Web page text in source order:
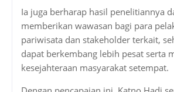
Ia juga berharap hasil penelitiannya
memberikan wawasan bagi para
pariwisata dan stakeholder terkait,
dapat berkembang lebih pesat serta
kesejahteraan masyarakat setempat.